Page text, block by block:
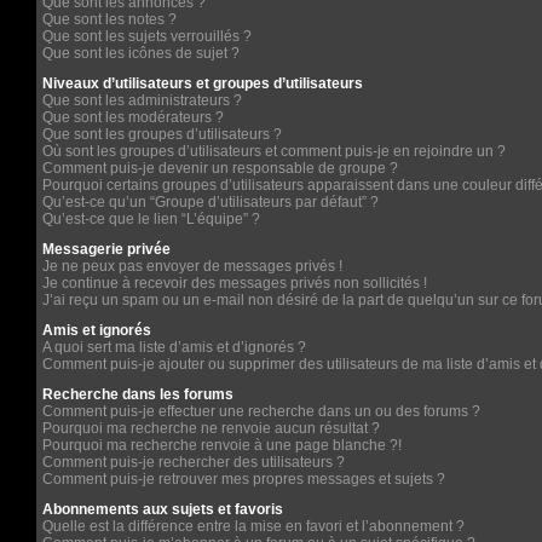
Que sont les notes ?
Que sont les sujets verrouillés ?
Que sont les icônes de sujet ?
Niveaux d’utilisateurs et groupes d’utilisateurs
Que sont les administrateurs ?
Que sont les modérateurs ?
Que sont les groupes d’utilisateurs ?
Où sont les groupes d’utilisateurs et comment puis-je en rejoindre un ?
Comment puis-je devenir un responsable de groupe ?
Pourquoi certains groupes d’utilisateurs apparaissent dans une couleur
Qu’est-ce qu’un “Groupe d’utilisateurs par défaut” ?
Qu’est-ce que le lien “L’équipe” ?
Messagerie privée
Je ne peux pas envoyer de messages privés !
Je continue à recevoir des messages privés non sollicités !
J’ai reçu un spam ou un e-mail non désiré de la part de quelqu’un sur ce
Amis et ignorés
A quoi sert ma liste d’amis et d’ignorés ?
Comment puis-je ajouter ou supprimer des utilisateurs de ma liste d’amis et
Recherche dans les forums
Comment puis-je effectuer une recherche dans un ou des forums ?
Pourquoi ma recherche ne renvoie aucun résultat ?
Pourquoi ma recherche renvoie à une page blanche ?!
Comment puis-je rechercher des utilisateurs ?
Comment puis-je retrouver mes propres messages et sujets ?
Abonnements aux sujets et favoris
Quelle est la différence entre la mise en favori et l’abonnement ?